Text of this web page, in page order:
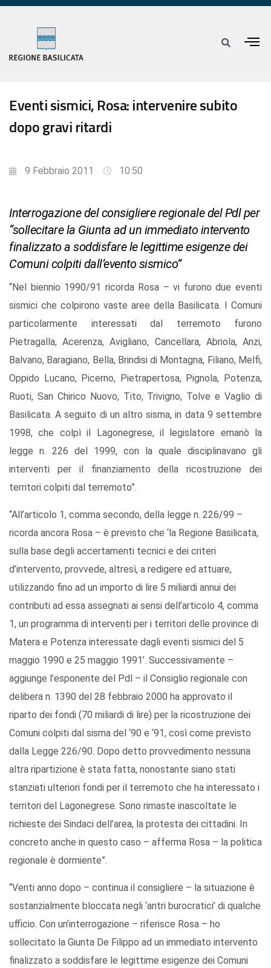
Eventi sismici, Rosa: intervenire subito
dopo gravi ritardi
9 Febbraio 2011 10:50
Interrogazione del consigliere regionale del Pdl per
“sollecitare la Giunta ad un immediato intervento
finalizzato a soddisfare le legittime esigenze dei
Comuni colpiti dall’evento sismico”
“Nel biennio 1990/91 ricorda Rosa – vi furono due eventi
sismici che colpirono vaste aree della Basilicata. I Comuni
particolarmente interessati dal terremoto furono
Pietragalla, Acerenza, Avigliano, Cancellara, Abriola, Anzi,
Balvano, Baragiano, Bella, Brindisi di Montagna, Filiano, Melfi,
Oppido Lucano, Picerno, Pietrapertosa, Pignola, Potenza,
Ruoti, San Chirico Nuovo, Tito, Trivigno, Tolve e Vaglio di
Basilicata. A seguito di un altro sisma, in data 9 settembre
1998, che colpì il Lagonegrese, il legislatore emanò la
legge n. 226 del 1999, con la quale disciplinavano gli
interventi per il finanziamento della ricostruzione dei
territori colpiti dal terremoto”.
“All’articolo 1, comma secondo, della legge n. 226/99 –
ricorda ancora Rosa – è previsto che ‘la Regione Basilicata,
sulla base degli accertamenti tecnici e dei criteri
d’intervento, provvede, altresì, a redigere ed attuare,
utilizzando fino ad un importo di lire 5 miliardi annui dei
contributi ad essa assegnati ai sensi dell’articolo 4, comma
1, un programma di interventi per i territori delle province di
Matera e Potenza interessate dagli eventi sismici del 5
maggio 1990 e 25 maggio 1991’. Successivamente –
aggiunge l’esponente del Pdl – il Consiglio regionale con
delibera n. 1390 del 28 febbraio 2000 ha approvato il
riparto dei fondi (70 miliardi di lire) per la ricostruzione dei
Comuni colpiti dal sisma del ‘90 e ‘91, così come previsto
dalla Legge 226/90. Dopo detto provvedimento nessuna
altra ripartizione è stata fatta, nonostante siano stati
stanziati ulteriori fondi per il terremoto che ha interessato i
territori del Lagonegrese. Sono rimaste inascoltate le
richieste dei Sindaci dell’area, la protesta dei cittadini. In
concreto anche in questo caso – afferma Rosa – la politica
regionale è dormiente”.
“Venti anno dopo – continua il consigliere – la situazione è
sostanzialmente bloccata negli ‘antri burocratici’ di qualche
ufficio. Con un’interrogazione – riferisce Rosa – ho
sollecitato la Giunta De Filippo ad un immediato intervento
finalizzato a soddisfare le legittime esigenze dei Comuni